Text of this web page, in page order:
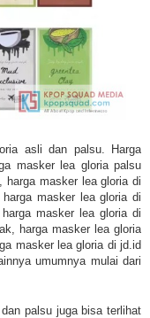
asli dan palsu. Harga
masker lea gloria palsu
harga masker lea gloria di
masker lea gloria di
masker lea gloria di
harga masker lea gloria
masker lea gloria di jd.id
umumnya mulai dari
palsu juga bisa terlihat